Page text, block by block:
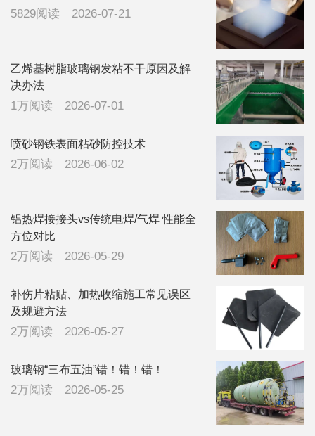
5829阅读 2026-07-21
乙烯基树脂玻璃钢发粘不干原因及解
决办法
1万阅读 2026-07-01
喷砂钢铁表面粘砂防控技术
2万阅读 2026-06-02
铝热焊接接头vs传统电焊/气焊 性能全
方位对比
2万阅读 2026-05-29
补伤片粘贴、加热收缩施工常见误区
及规避方法
2万阅读 2026-05-27
玻璃钢“三布五油”错！错！错！
2万阅读 2026-05-25